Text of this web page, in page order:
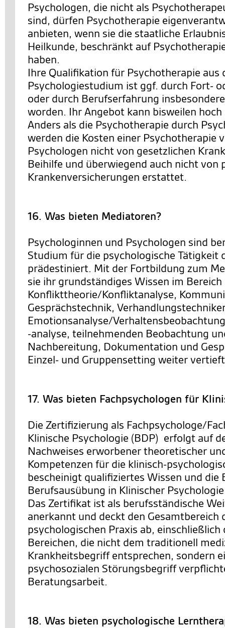
Psychologen, die nicht als
sind, dürfen Psychotherapie
anbieten, wenn sie die staatliche
Heilkunde, beschränkt auf
haben.
Ihre Qualifikation für Psychotherapie aus
Psychologiestudium ist ggf. durch Fort-
oder durch Berufserfahrung
worden. Ihr Angebot kann bisweilen
Anders als die Psychotherapie durch
werden die Kosten einer Psychotherapie
Psychologen nicht von gesetzlichen
Beihilfe und überwiegend auch nicht von
Krankenversicherungen erstattet.
16. Was bieten Mediatoren?
Psychologinnen und Psychologen sind
Studium für die psychologische Tätigkeit
prädestiniert. Mit der Fortbildung zum
sie ihr grundständiges Wissen im Bereich
Konflikttheorie/Konfliktanalyse,
Gesprächstechnik,
Emotionsanalyse/
-analyse, teilnehmenden Beobachtung
Nachbereitung, Dokumentation und
Einzel- und Gruppensetting weiter
17. Was bieten Fachpsychologen für
Die Zertifizierung als Fachpsychologe/
Klinische Psychologie (BDP) erfolgt auf
Nachweises erworbener theoretischer
Kompetenzen für die klinisch-
bescheinigt qualifiziertes Wissen und die
Berufsausübung in Klinischer
Das Zertifikat ist als berufsständische
anerkannt und deckt den Gesamtbereich
psychologischen Praxis ab,
Bereichen, die nicht dem traditionell
Krankheitsbegriff entsprechen, sondern
psychosozialen Störungsbegriff
Beratungsarbeit.
18. Was bieten psychologische